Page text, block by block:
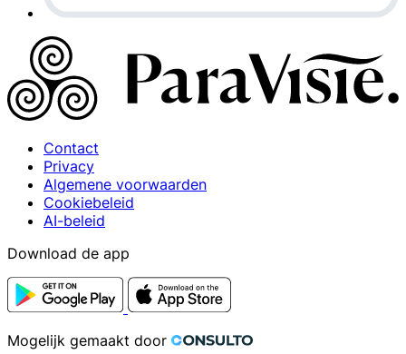
Contact
Privacy
Algemene voorwaarden
Cookiebeleid
AI-beleid
Download de app
Mogelijk gemaakt door